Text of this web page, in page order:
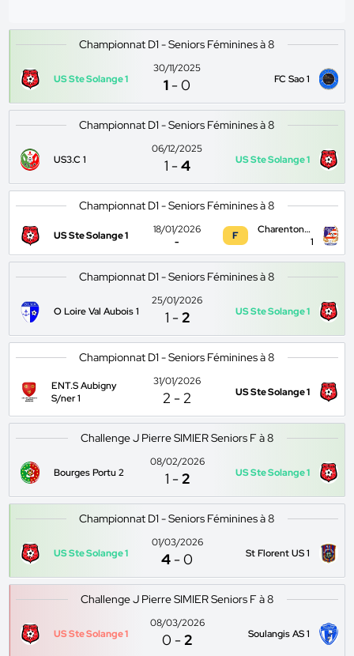
Championnat D1 - Seniors Féminines à 8
US Ste Solange 1
30/11/2025
1 -0 FC Sao 1
Championnat D1 - Seniors Féminines à 8
US3.C 1
06/12/2025
1 -4 US Ste Solange 1
Championnat D1 - Seniors Féminines à 8
US Ste Solange 1
18/01/2026
-
F
Charenton/che
1
Championnat D1 - Seniors Féminines à 8
O Loire Val Aubois 1
25/01/2026
1 -2 US Ste Solange 1
Championnat D1 - Seniors Féminines à 8
ENT.S Aubigny
S/ner 1
31/01/2026
2 -2 US Ste Solange 1
Challenge J Pierre SIMIER Seniors F à 8
Bourges Portu 2
08/02/2026
1 -2 US Ste Solange 1
Championnat D1 - Seniors Féminines à 8
US Ste Solange 1
01/03/2026
4 -0 St Florent US 1
Challenge J Pierre SIMIER Seniors F à 8
US Ste Solange 1
08/03/2026
0 -2 Soulangis AS 1